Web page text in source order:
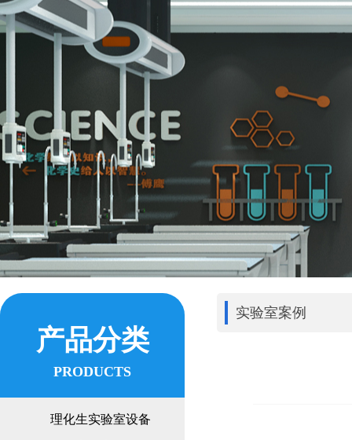
产品分类
PRODUCTS
理化生实验室设备
实验室案例